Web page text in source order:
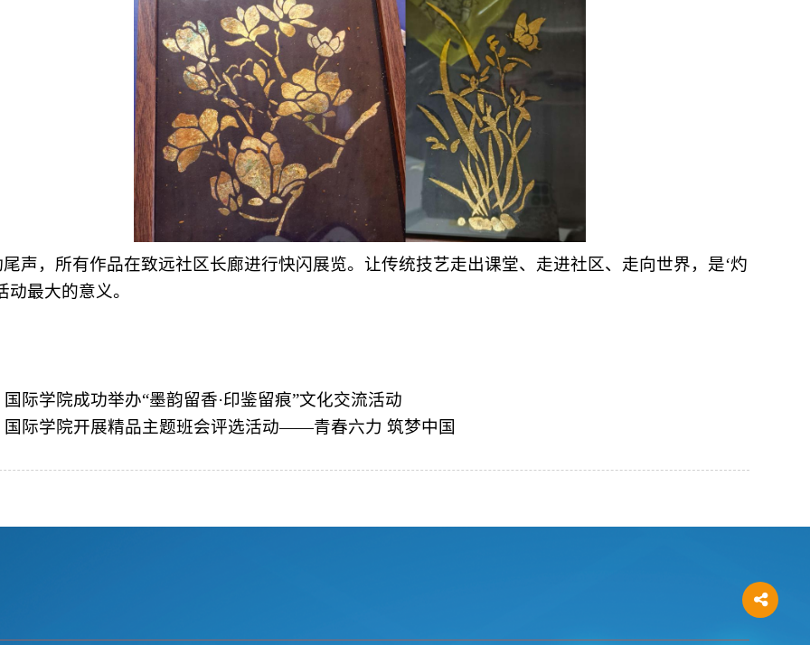
尾声，所有作品在致远社区长廊进行快闪展览。让传统技艺走出课堂、走进社区、走向世界，是‘灼
动最大的意义。
国际学院成功举办“墨韵留香·印鉴留痕”文化交流活动
国际学院开展精品主题班会评选活动——青春六力 筑梦中国